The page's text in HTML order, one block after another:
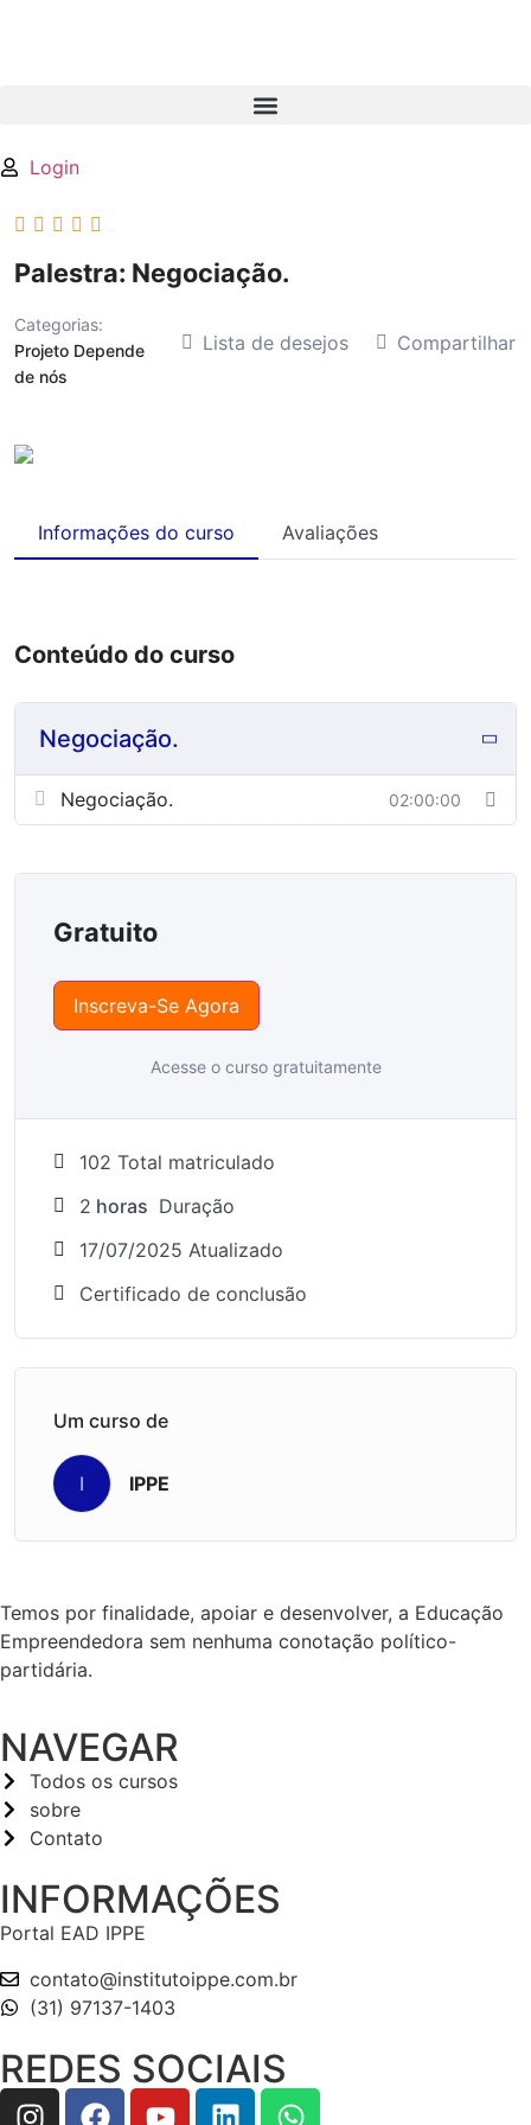
Login
Palestra: Negociação.
Categorias:
Projeto Depende
de nós
Lista de desejos Compartilhar
Informações do curso Avaliações
Conteúdo do curso
Negociação.
Negociação. 02:00:00
Gratuito
Inscreva-Se Agora
Acesse o curso gratuitamente
102 Total matriculado
2 horas Duração
17/07/2025 Atualizado
Certificado de conclusão
Um curso de
I IPPE
Temos por finalidade, apoiar e desenvolver, a Educação
Empreendedora sem nenhuma conotação político-
partidária.
NAVEGAR
Todos os cursos
sobre
Contato
INFORMAÇÕES
Portal EAD IPPE
contato@institutoippe.com.br
(31) 97137-1403
REDES SOCIAIS